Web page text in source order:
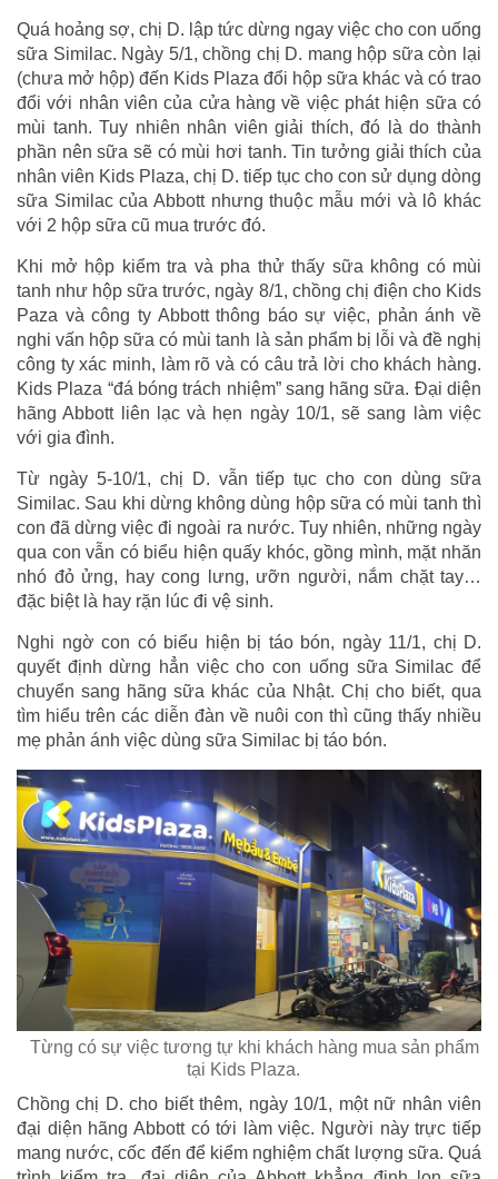
Quá hoảng sợ, chị D. lập tức dừng ngay việc cho con uống
sữa Similac. Ngày 5/1, chồng chị D. mang hộp sữa còn lại
(chưa mở hộp) đến Kids Plaza đổi hộp sữa khác và có trao
đổi với nhân viên của cửa hàng về việc phát hiện sữa có
mùi tanh. Tuy nhiên nhân viên giải thích, đó là do thành
phần nên sữa sẽ có mùi hơi tanh. Tin tưởng giải thích của
nhân viên Kids Plaza, chị D. tiếp tục cho con sử dụng dòng
sữa Similac của Abbott nhưng thuộc mẫu mới và lô khác
với 2 hộp sữa cũ mua trước đó.
Khi mở hộp kiểm tra và pha thử thấy sữa không có mùi
tanh như hộp sữa trước, ngày 8/1, chồng chị điện cho Kids
Paza và công ty Abbott thông báo sự việc, phản ánh về
nghi vấn hộp sữa có mùi tanh là sản phẩm bị lỗi và đề nghị
công ty xác minh, làm rõ và có câu trả lời cho khách hàng.
Kids Plaza “đá bóng trách nhiệm” sang hãng sữa. Đại diện
hãng Abbott liên lạc và hẹn ngày 10/1, sẽ sang làm việc
với gia đình.
Từ ngày 5-10/1, chị D. vẫn tiếp tục cho con dùng sữa
Similac. Sau khi dừng không dùng hộp sữa có mùi tanh thì
con đã dừng việc đi ngoài ra nước. Tuy nhiên, những ngày
qua con vẫn có biểu hiện quấy khóc, gồng mình, mặt nhăn
nhó đỏ ửng, hay cong lưng, ưỡn người, nắm chặt tay…
đặc biệt là hay rặn lúc đi vệ sinh.
Nghi ngờ con có biểu hiện bị táo bón, ngày 11/1, chị D.
quyết định dừng hẳn việc cho con uống sữa Similac để
chuyển sang hãng sữa khác của Nhật. Chị cho biết, qua
tìm hiểu trên các diễn đàn về nuôi con thì cũng thấy nhiều
mẹ phản ánh việc dùng sữa Similac bị táo bón.
Từng có sự việc tương tự khi khách hàng mua sản phẩm
tại Kids Plaza.
Chồng chị D. cho biết thêm, ngày 10/1, một nữ nhân viên
đại diện hãng Abbott có tới làm việc. Người này trực tiếp
mang nước, cốc đến để kiểm nghiệm chất lượng sữa. Quá